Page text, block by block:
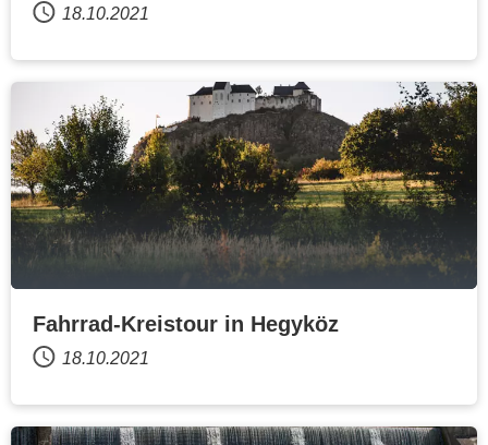
18.10.2021
Fahrrad-Kreistour in Hegyköz
18.10.2021